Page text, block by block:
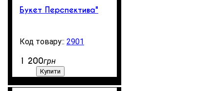
Букет Перспектива"
2901
1 200грн
Купити